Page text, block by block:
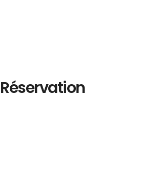
Réservation